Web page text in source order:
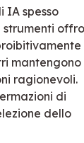
IA spesso
mantengono
ragionevoli.
di
dello